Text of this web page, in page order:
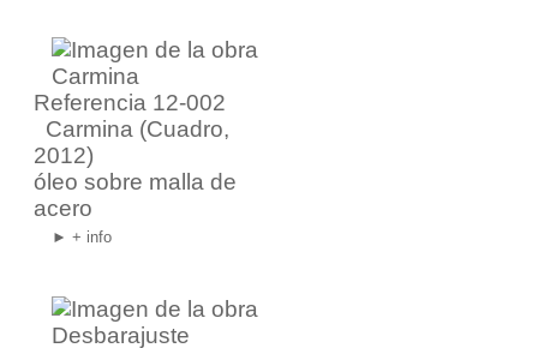
Referencia 12-002
Carmina (Cuadro,
2012)
óleo sobre malla de
acero
► + info